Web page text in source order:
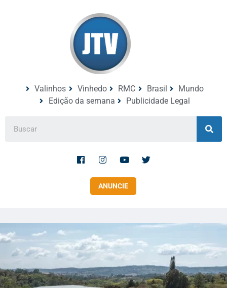
Valinhos Vinhedo RMC Brasil
Mundo
Edição da semana
Publicidade Legal
ANUNCIE